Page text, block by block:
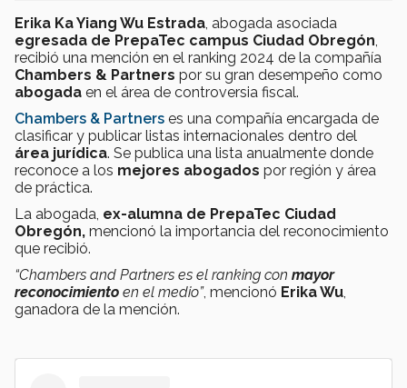
Erika Ka Yiang Wu Estrada , abogada asociada
egresada de PrepaTec campus Ciudad Obregón
recibió una mención en el ranking 2024 de la compañía
Chambers & Partners por su gran desempeño como
abogada en el área de controversia fiscal.
Chambers & Partners es una compañía encargada de
clasificar y publicar listas internacionales dentro del
área jurídica. Se publica una lista anualmente donde
reconoce a los mejores abogados por región y área
de práctica.
La abogada, ex-alumna de PrepaTec Ciudad
Obregón, mencionó la importancia del reconocimiento
que recibió.
“Chambers and Partners es el ranking con mayor
reconocimiento en el medio”, mencionó Erika Wu
ganadora de la mención.